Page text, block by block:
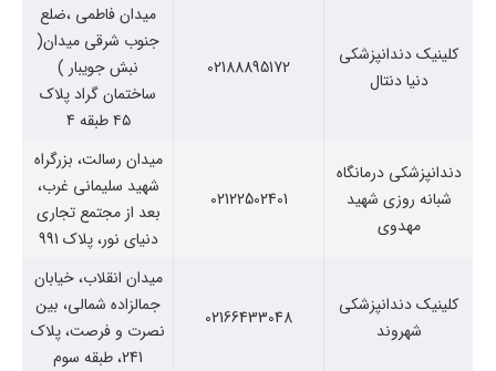
کلینیک دندانپزشکی
دنیا دنتال
02188895172
میدان فاطمی ،ضلع
جنوب شرقی میدان(
نبش جویبار )
ساختمان گراد پلاک
۴۵ طبقه 4
دندانپزشکی درمانگاه
شبانه روزی شهید
مهدوی
02122502401
میدان رسالت، بزرگراه
شهید سلیمانی غرب،
بعد از مجتمع تجاری
دنیای نور، پلاک 991
کلینیک دندانپزشکی
شهروند
02166433048
میدان انقلاب، خیابان
جمالزاده شمالی، بین
نصرت و فرصت، پلاک
241، طبقه سوم